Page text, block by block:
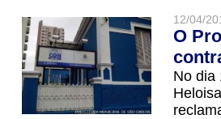
12/04/
O
No dia